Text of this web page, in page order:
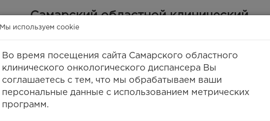
Самарский областной клинический
онкологический диспансер
(ГБУЗ СОКОД)
Самара, ул. Солнечная, 50
8 (846) 30-777-30, 994-61-96(единый call-центр),
8 (846) 994-03-99(факс)
info@samaraonko.ru
Мы используем cookie
Во время посещения сайта Самарского областного
клинического онкологического диспансера Вы
соглашаетесь с тем, что мы обрабатываем ваши
персональные данные с использованием метрических
программ.